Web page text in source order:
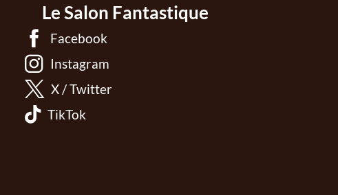
Le Salon Fantastique
Facebook
Instagram
X / Twitter
TikTok